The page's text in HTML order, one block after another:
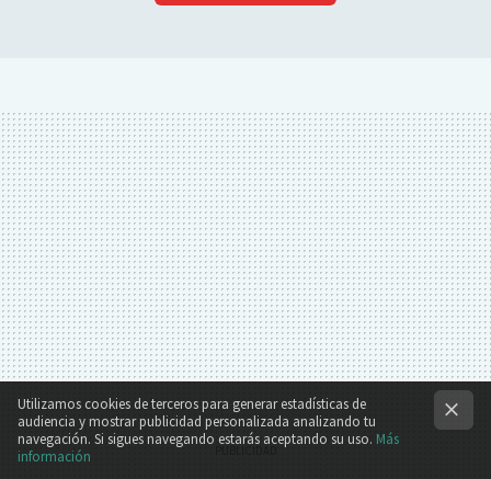
Utilizamos cookies de terceros para generar estadísticas de
audiencia y mostrar publicidad personalizada analizando tu
navegación. Si sigues navegando estarás aceptando su uso. Más
información